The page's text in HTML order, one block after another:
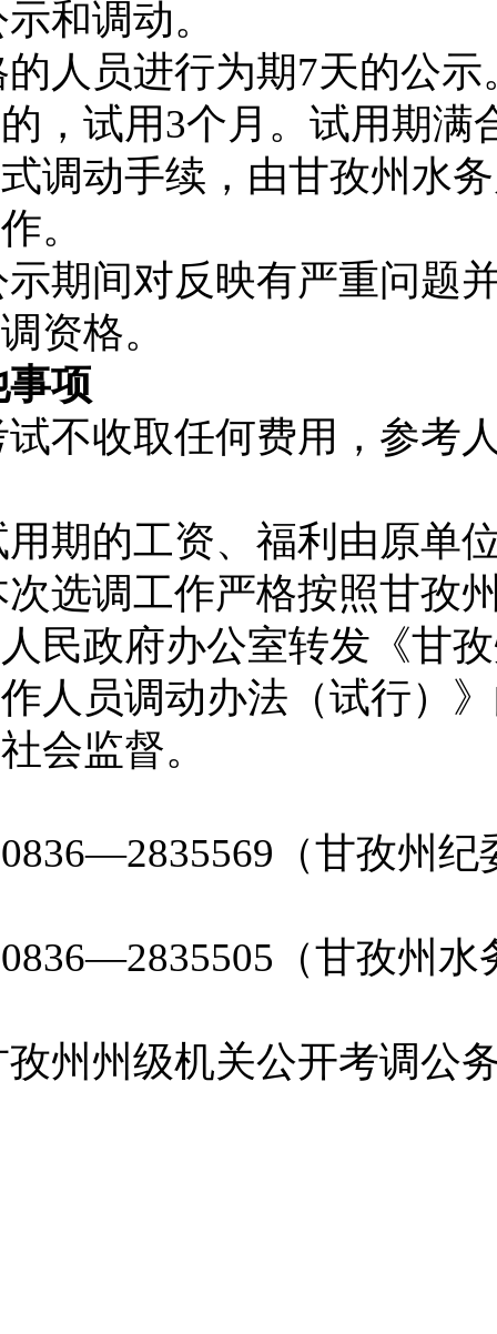
和调动。
人员进行为期7天的公示
，试用3个月。试用期满
调动手续，由甘孜州水
。
期间对反映有严重问题
资格。
项
不收取任何费用，参考
期的工资、福利由原单
选调工作严格按照甘孜
民政府办公室转发《甘
人员调动办法（试行）
会监督。
0836—2835569 （甘孜州
0836—2835505 （甘孜州
州州级机关公开考调公